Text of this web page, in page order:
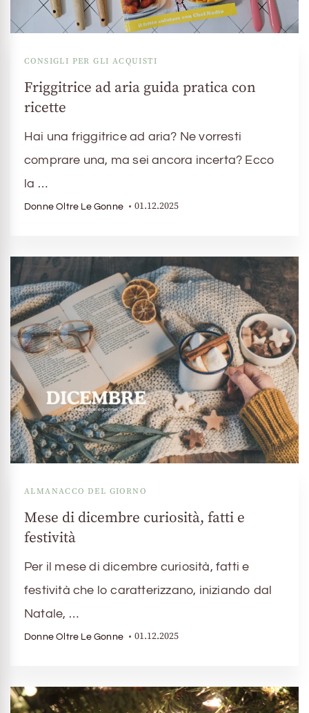
CONSIGLI PER GLI ACQUISTI
Friggitrice ad aria guida pratica con
ricette
Hai una friggitrice ad aria? Ne vorresti
comprare una, ma sei ancora incerta? Ecco
la …
Donne Oltre Le Gonne 01.12.2025
ALMANACCO DEL GIORNO
Mese di dicembre curiosità, fatti e
festività
Per il mese di dicembre curiosità, fatti e
festività che lo caratterizzano, iniziando dal
Natale, …
Donne Oltre Le Gonne 01.12.2025